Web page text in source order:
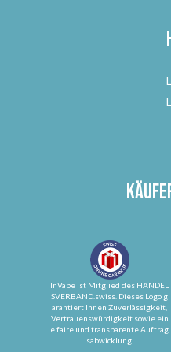
InVape ist Mitglied des HANDEL
SVERBAND.swiss. Dieses Logo g
arantiert Ihnen Zuverlässigkeit,
Vertrauenswürdigkeit sowie ein
e faire und transparente Auftrag
sabwicklung.